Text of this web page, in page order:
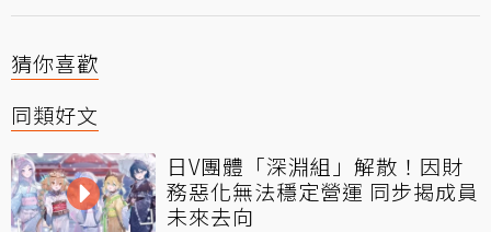
猜你喜歡
同類好文
日V團體「深淵組」解散！因財
務惡化無法穩定營運 同步揭成員
未來去向